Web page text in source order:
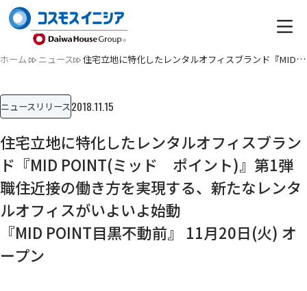
ホーム ニュース 住宅立地に特化したレンタルオフィスブランド『MID POINT(ミッ…
ニュースリリース2018.11.15
住宅立地に特化したレンタルオフィスブラン
ド『MID POINT(ミッド ポイント)』第1弾
職住近接の働き方を実現する、新たなレンタ
ルオフィスがいよいよ始動
『MID POINT目黒不動前』 11月20日(火) オ
ープン